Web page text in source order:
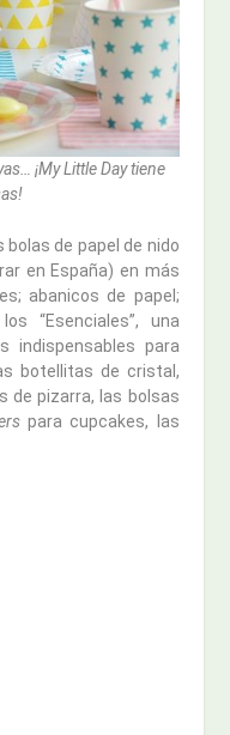
¡My Little Day tiene
de papel de nido
en España) en más
abanicos de papel;
“Esenciales”, una
indispensables para
botellitas de cristal,
de pizarra, las bolsas
para cupcakes, las